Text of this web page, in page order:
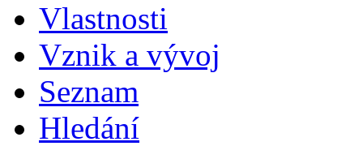
Vlastnosti
Vznik a vývoj
Seznam
Hledání